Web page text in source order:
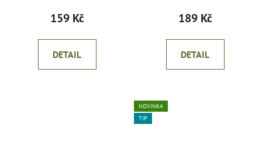
159 Kč
DETAIL
189 Kč
DETAIL
NOVINKA
TIP